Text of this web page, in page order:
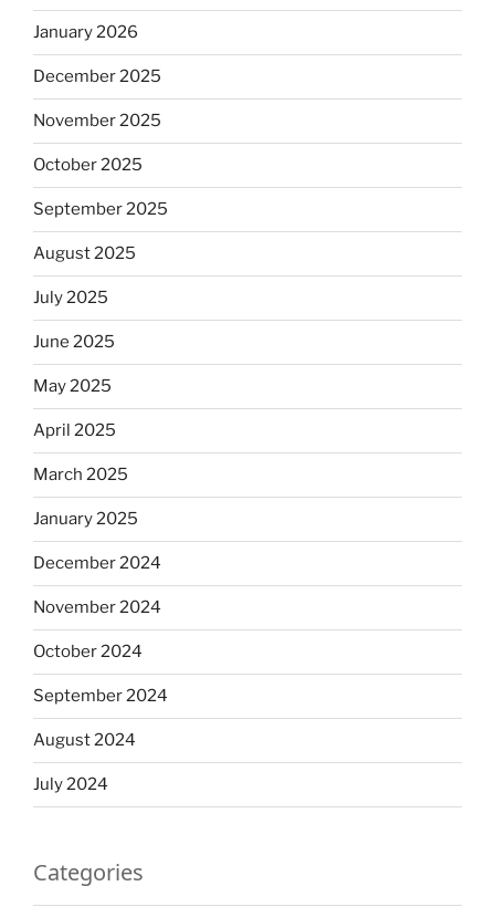
January 2026
December 2025
November 2025
October 2025
September 2025
August 2025
July 2025
June 2025
May 2025
April 2025
March 2025
January 2025
December 2024
November 2024
October 2024
September 2024
August 2024
July 2024
Categories